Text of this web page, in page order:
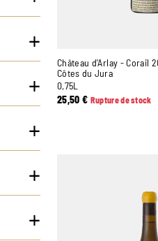
Château d'Arlay - Corail
Côtes du Jura
0,75L
25,50€ Rupture de stock